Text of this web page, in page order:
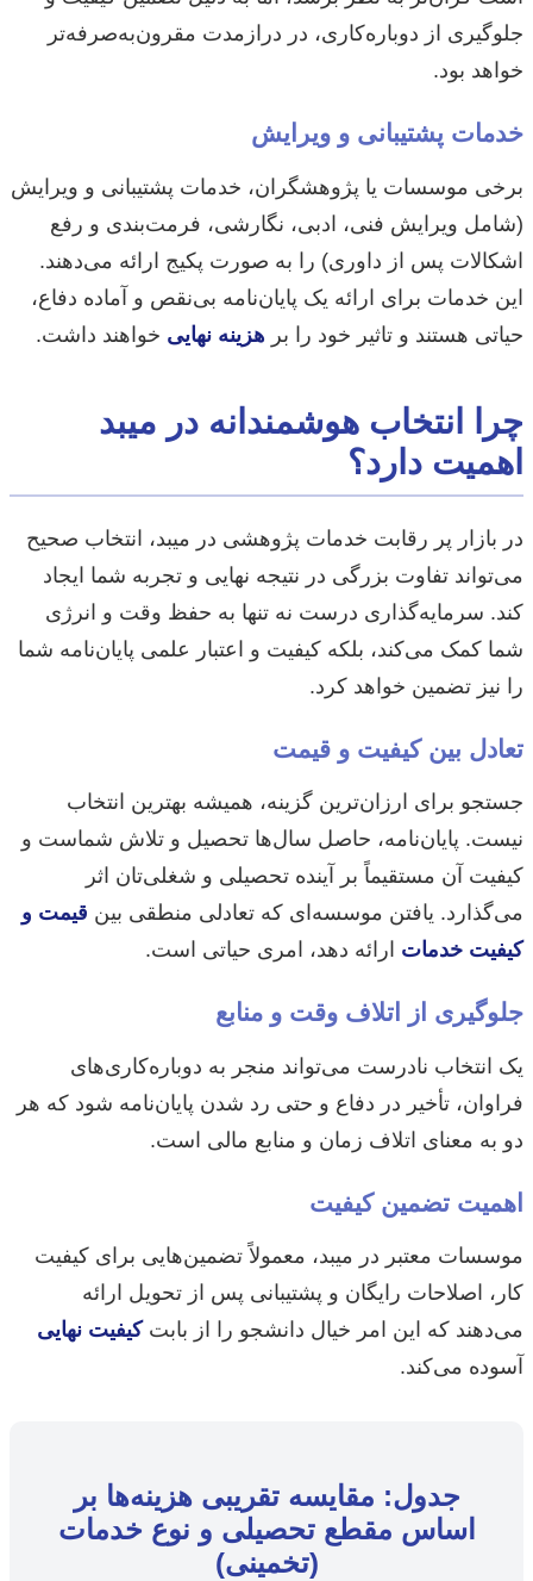
جلوگیری از دوباره‌کاری، در درازمدت مقرون‌به‌صرفه‌تر
خواهد بود.
خدمات پشتیبانی و ویرایش
برخی موسسات یا پژوهشگران، خدمات پشتیبانی و ویرایش
(شامل ویرایش فنی، ادبی، نگارشی، فرمت‌بندی و رفع
اشکالات پس از داوری) را به صورت پکیج ارائه می‌دهند.
این خدمات برای ارائه یک پایان‌نامه بی‌نقص و آماده دفاع،
حیاتی هستند و تاثیر خود را بر هزینه نهایی خواهند داشت.
چرا انتخاب هوشمندانه در میبد
اهمیت دارد؟
در بازار پر رقابت خدمات پژوهشی در میبد، انتخاب صحیح
می‌تواند تفاوت بزرگی در نتیجه نهایی و تجربه شما ایجاد
کند. سرمایه‌گذاری درست نه تنها به حفظ وقت و انرژی
شما کمک می‌کند، بلکه کیفیت و اعتبار علمی پایان‌نامه شما
را نیز تضمین خواهد کرد.
تعادل بین کیفیت و قیمت
جستجو برای ارزان‌ترین گزینه، همیشه بهترین انتخاب
نیست. پایان‌نامه، حاصل سال‌ها تحصیل و تلاش شماست و
کیفیت آن مستقیماً بر آینده تحصیلی و شغلی‌تان اثر
می‌گذارد. یافتن موسسه‌ای که تعادلی منطقی بین قیمت و
کیفیت خدمات ارائه دهد، امری حیاتی است.
جلوگیری از اتلاف وقت و منابع
یک انتخاب نادرست می‌تواند منجر به دوباره‌کاری‌های
فراوان، تأخیر در دفاع و حتی رد شدن پایان‌نامه شود که هر
دو به معنای اتلاف زمان و منابع مالی است.
اهمیت تضمین کیفیت
موسسات معتبر در میبد، معمولاً تضمین‌هایی برای کیفیت
کار، اصلاحات رایگان و پشتیبانی پس از تحویل ارائه
می‌دهند که این امر خیال دانشجو را از بابتکیفیت نهایی
آسوده می‌کند.
جدول: مقایسه تقریبی هزینه‌ها بر
اساس مقطع تحصیلی و نوع خدمات
(تخمینی)